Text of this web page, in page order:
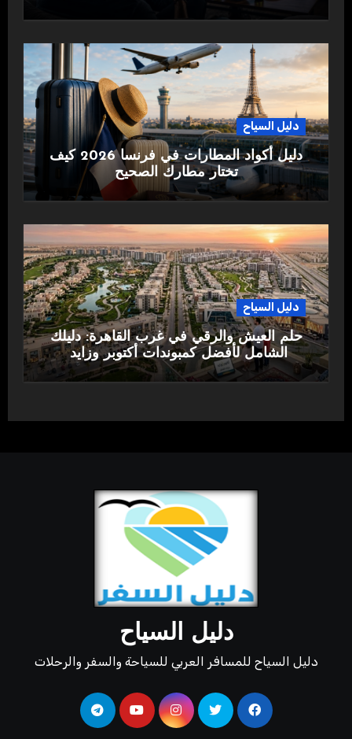
دليل السياح
دليل أكواد المطارات في فرنسا 2026 كيف
تختار مطارك الصحيح
دليل السياح
حلم العيش والرقي في غرب القاهرة: دليلك
الشامل لأفضل كمبوندات أكتوبر وزايد
دليل السياح
دليل السياح للمسافر العربي للسياحة والسفر والرحلات